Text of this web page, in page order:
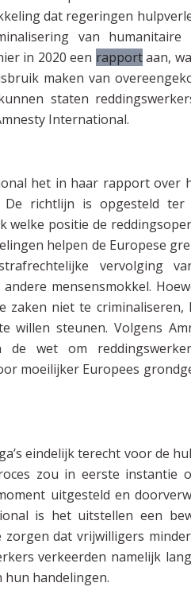
dat regeringen
van humanitaire
in 2020 een rapportaan,
maken van
staten
International.
het in haar rapport over
De richtlijn is opgesteld ter
welke positie de
helpen de Europese
vervolging
mensensmokkel.
zaken niet te criminaliseren,
willen steunen. Volgens
de wet om
moeilijker Europees
eindelijk terecht voor de
zou in eerste instantie
uitgesteld en
is het uitstellen een
dat vrijwilligers
verkeerden namelijk
handelingen.